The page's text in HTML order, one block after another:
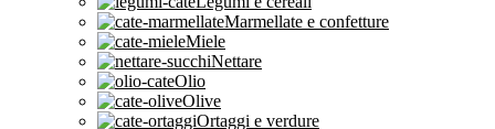
Marmellate e confetture
Miele
Nettare
Olio
Olive
Ortaggi e verdure